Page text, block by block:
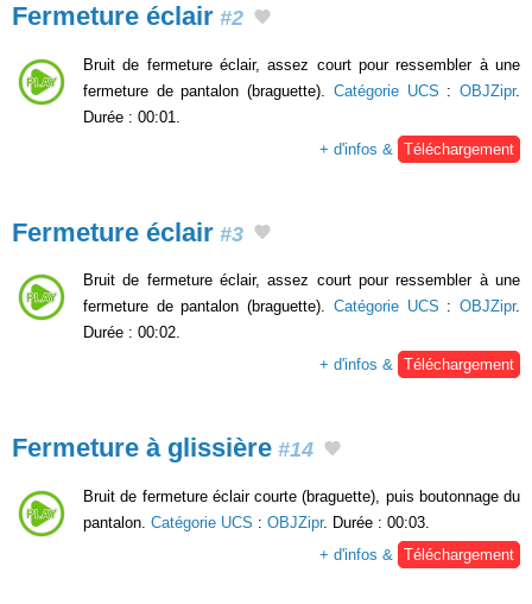
Fermeture éclair #2
Bruit de fermeture éclair, assez court pour ressembler à une
fermeture de pantalon (braguette). Catégorie UCS :OBJZipr.
Durée : 00:01.
+ d'infos &
Téléchargement
Fermeture éclair #3
Bruit de fermeture éclair, assez court pour ressembler à une
fermeture de pantalon (braguette). Catégorie UCS :OBJZipr.
Durée : 00:02.
+ d'infos & Téléchargement
Fermeture à glissière #14
Bruit de fermeture éclair courte (braguette), puis boutonnage du
pantalon. Catégorie UCS : OBJZipr. Durée : 00:03.
+ d'infos &
Téléchargement